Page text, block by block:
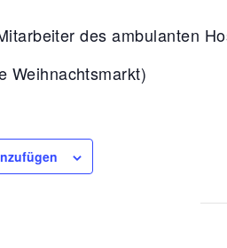
des ambulanten
Weihnachtsmarkt)